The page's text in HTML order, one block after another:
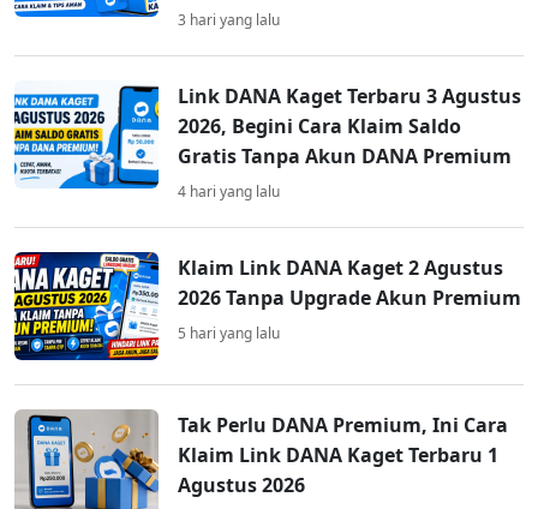
3 hari yang lalu
Link DANA Kaget Terbaru 3 Agustus
2026, Begini Cara Klaim Saldo
Gratis Tanpa Akun DANA Premium
4 hari yang lalu
Klaim Link DANA Kaget 2 Agustus
2026 Tanpa Upgrade Akun Premium
5 hari yang lalu
Tak Perlu DANA Premium, Ini Cara
Klaim Link DANA Kaget Terbaru 1
Agustus 2026